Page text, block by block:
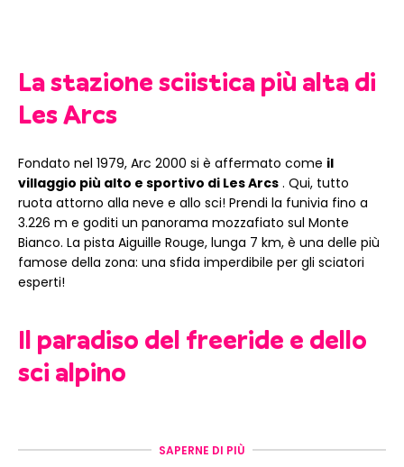
La stazione sciistica più alta di
Les Arcs
Fondato nel 1979, Arc 2000 si è affermato come il
villaggio più alto e sportivo di Les Arcs . Qui, tutto
ruota attorno alla neve e allo sci! Prendi la funivia fino a
3.226 m e goditi un panorama mozzafiato sul Monte
Bianco. La pista Aiguille Rouge, lunga 7 km, è una delle più
famose della zona: una sfida imperdibile per gli sciatori
esperti!
Il paradiso del freeride e dello
sci alpino
suoi pendii ripidi, i canaloni impegnativi e le vaste aree
SAPERNE DI PIÙ